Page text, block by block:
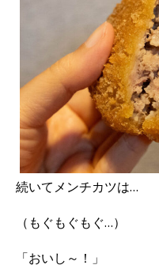
続いてメンチカツは…
（もぐもぐもぐ…）
「おいし～！」